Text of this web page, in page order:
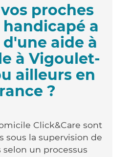
proches
a
aide à
à Vigoulet-
ailleurs en
?
Click&Care sont
sous la supervision de
un processus